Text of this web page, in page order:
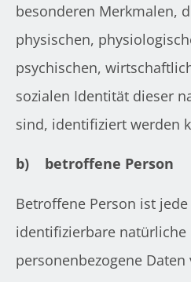
besonderen Merkmalen,
physischen,
psychischen,
sozialen Identität dieser
sind, identifiziert werden
b) betroffene Person
Betroffene Person ist
identifizierbare natürliche
personenbezogene